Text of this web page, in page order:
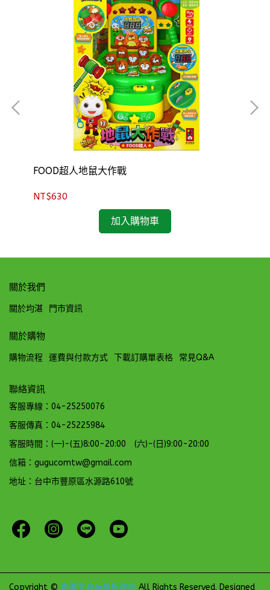
FOOD超人地鼠大作戰
NT$630
加入購物車
關於我們
關於均湛 門市資訊
關於購物
購物流程 運費與付款方式 下載訂購單表格 常見Q&A
聯絡資訊
客服專線：04-25250076
客服傳真：04-25225984
客服時間：(一)-(五)8:00-20:00 (六)-(日)9:00-20:00
信箱：gugucomtw@gmail.com
地址：台中市豐原區水源路610號
Copyright © 均湛文具玩具批發網 All Rights Reserved. Designed